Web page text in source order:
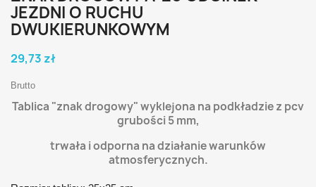
JEZDNI O RUCHU
DWUKIERUNKOWYM
29,73 zł
Brutto
Tablica "znak drogowy" wyklejona na podkładzie z pcv
grubości 5 mm,
trwała i odporna na działanie warunków
atmosferycznych.